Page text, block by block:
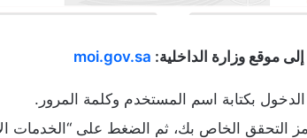
موقع وزارة الداخلية: moi.gov.sa
بكتابة اسم المستخدم وكلمة المرور.
التحقق الخاص بك، ثم الضغط على “الخدمات